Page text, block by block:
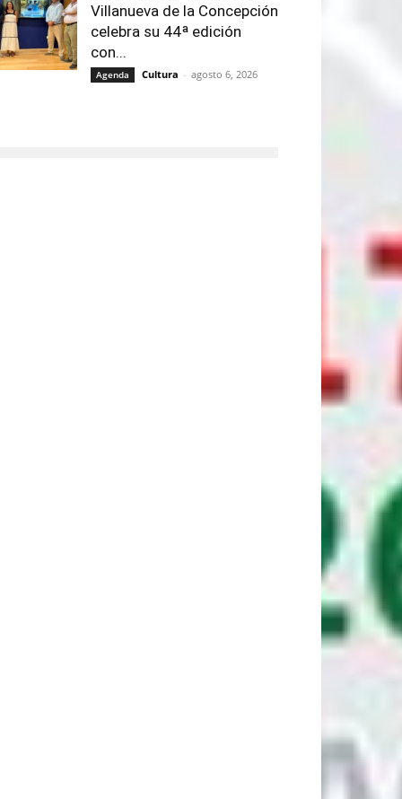
Villanueva de la Concepción
celebra su 44ª edición
con...
Agenda Cultura - agosto 6, 2026